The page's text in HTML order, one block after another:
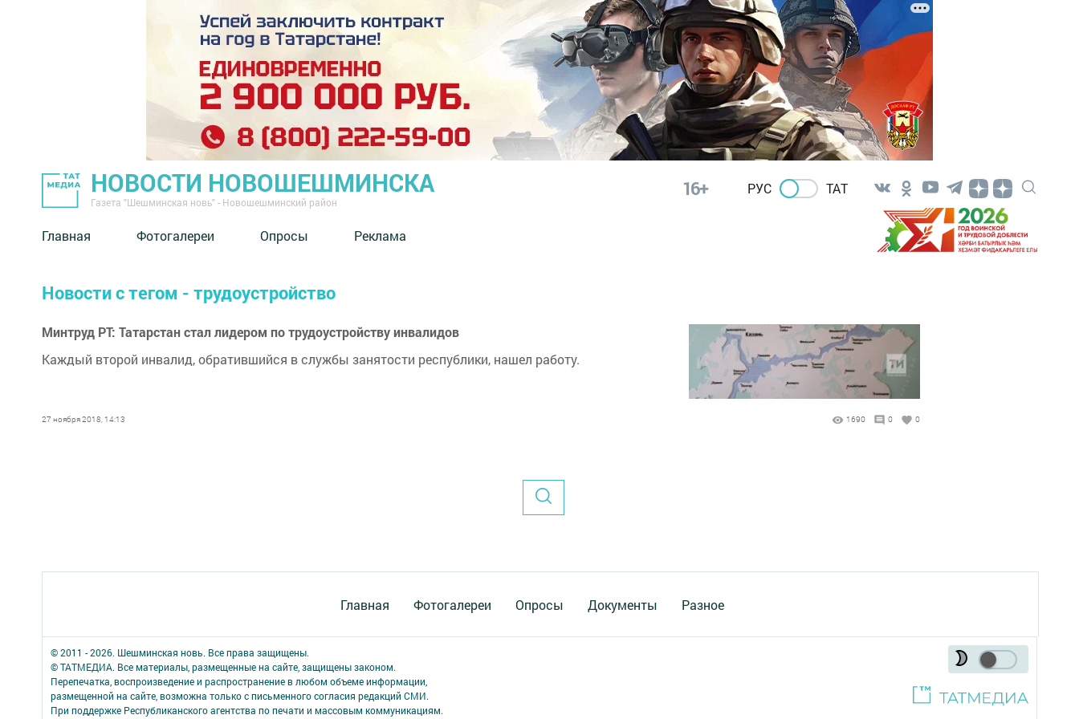
НОВОСТИ НОВОШЕШМИНСКА
Газета "Шешминская новь" - Новошешминский район
16+ РУС ТАТ
Главная Фотогалереи Опросы Реклама
Новости с тегом - трудоустройство
Минтруд РТ: Татарстан стал лидером по трудоустройству инвалидов
Каждый второй инвалид, обратившийся в службы занятости республики, нашел работу.
27 ноября 2018, 14:13 1690 0 0
Главная Фотогалереи Опросы Документы Разное
© 2011 - 2026. Шешминская новь. Все права защищены.
© ТАТМЕДИА. Все материалы, размещенные на сайте, защищены законом.
Перепечатка, воспроизведение и распространение в любом объеме информации,
размещенной на сайте, возможна только с письменного согласия редакций СМИ.
При поддержке Республиканского агентства по печати и массовым коммуникациям.